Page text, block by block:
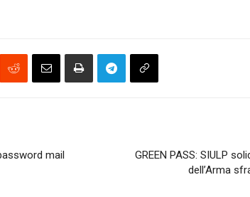
mail
GREEN PASS: SIULP
dell’Arma